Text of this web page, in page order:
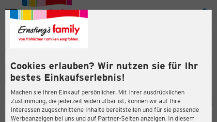
Cookies erlauben? Wir nutzen sie für Ihr
bestes Einkaufserlebnis!
Machen sie Ihren Einkauf persönlicher. Mit Ihrer ausdrücklichen
Zustimmung, die jederzeit widerrufbar ist, können wir auf Ihre
Interessen zugeschnittene Inhalte bereitstellen und für sie passende
Werbeanzeigen bei uns und auf Partner-Seiten anzeigen. In diesem
Menü